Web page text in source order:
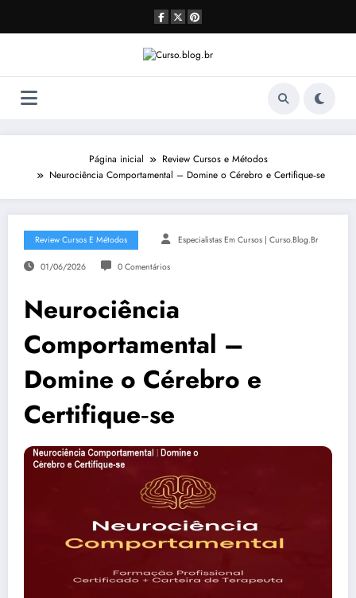
o
Página inicial
Review Cursos e Métodos
Neurociência Comportamental – Domine o Cérebro e Certifique‑se
Review Cursos E Métodos Especialistas Em Cursos | Curso.blog.br
01/06/2026 0 Comentários
Neurociência
Comportamental –
Domine o Cérebro e
Certifique‑se